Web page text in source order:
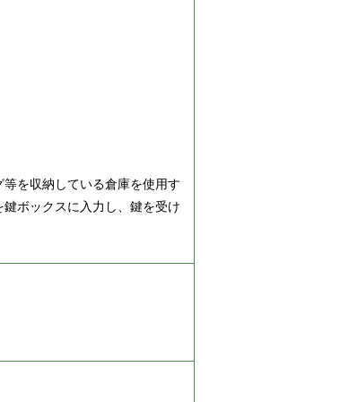
を収納している倉庫を使用す
ボックスに入力し、鍵を受け